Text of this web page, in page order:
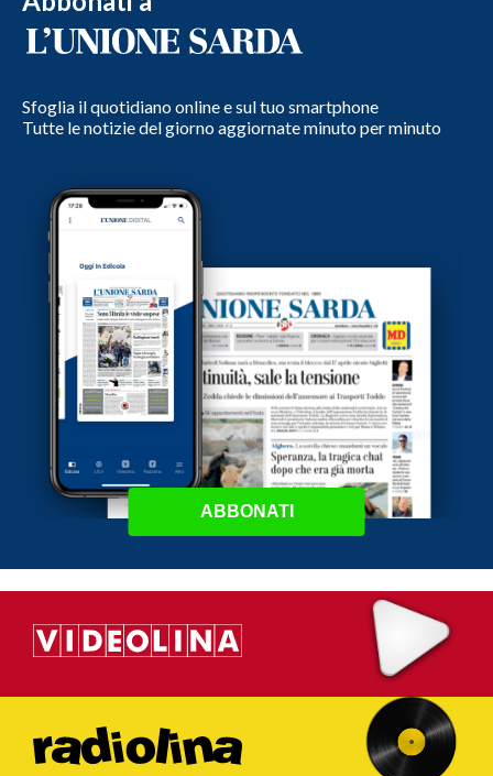
Sfoglia il quotidiano online e sul tuo smartphone
Tutte le notizie del giorno aggiornate minuto per minuto
ABBONATI